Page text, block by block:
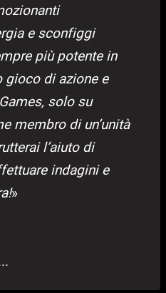
e sconfiggi
più potente in
gioco di azione e
solo su
membro di un’unità
l’aiuto di
indagini e
»